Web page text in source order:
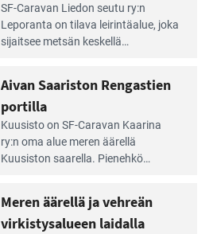
SF-Caravan Liedon seutu ry:n
Leporanta on tilava leirintäalue, joka
sijaitsee metsän kes­kellä
tarjoaa ympäris­töineen kauniit
maisemat ja loistavat virkistäytymis­
mahdollisuudet.
Aivan Saariston Rengastien
portilla
Kuusisto on SF-Caravan Kaarina
ry:n oma alue meren äärellä
Kuusiston saarella. Pie­nehkö
Meren äärellä ja vehreän
virkistysalueen laidalla